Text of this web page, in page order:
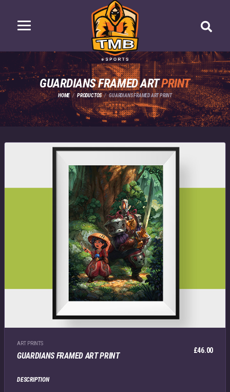
GUARDIANS FRAMED ARTPRINT
HOME PRODUCTOS GUARDIANS FRAMED ART PRINT
ART PRINTS
GUARDIANS FRAMED ART PRINT
£46.00
DESCRIPTION